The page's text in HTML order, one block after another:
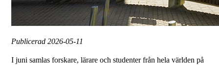
Publicerad 2026-05-11
I juni samlas forskare, lärare och studenter från hela världen på